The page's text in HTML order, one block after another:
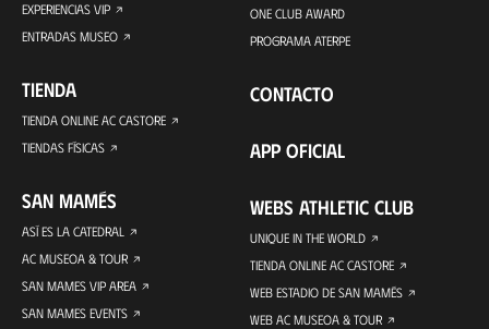
EXPERIENCIAS VIP
ENTRADAS MUSEO
TIENDA
TIENDA ONLINE AC CASTORE
TIENDAS FÍSICAS
SAN MAMÉS
ASÍ ES LA CATEDRAL
AC MUSEOA & TOUR
SAN MAMES VIP AREA
SAN MAMES EVENTS
ONE CLUB AWARD
PROGRAMA ATERPE
CONTACTO
APP OFICIAL
WEBS ATHLETIC CLUB
UNIQUE IN THE WORLD
TIENDA ONLINE AC CASTORE
WEB ESTADIO DE SAN MAMÉS
WEB AC MUSEOA & TOUR